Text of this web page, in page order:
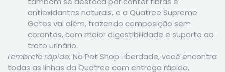
antioxidantes naturais, e a Quatree Supreme
Gatos vai além, trazendo composição sem
corantes, com maior digestibilidade e suporte ao
trato urinário.
Lembrete rápido: No Pet Shop Liberdade, você encontra
todas as linhas da Quatree com entrega rápida,